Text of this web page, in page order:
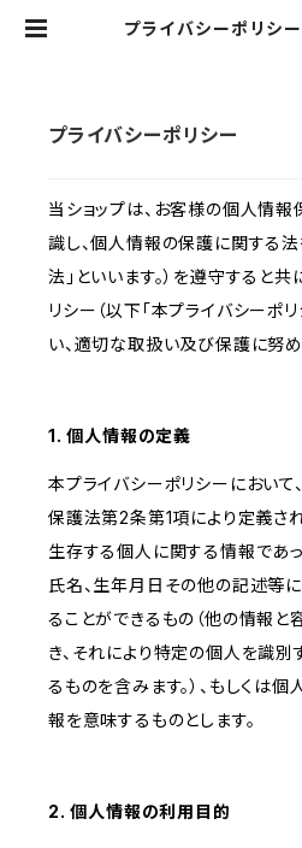
プライバシーポリシ
プライバシーポリシー
当ショップは、お客様の個人情
識し、個人情報の保護に関する
法」といいます。）を遵守すると
リシー（以下「本プライバシーポリ
い、適切な取扱い及び保護に努め
1. 個人情報の定義
本プライバシーポリシーにおいて
保護法第2条第1項により定義さ
生存する個人に関する情報であ
氏名、生年月日その他の記述等
ることができるもの（他の情報と
き、それにより特定の個人を識別
るものを含みます。）、もしくは
報を意味するものとします。
2. 個人情報の利用目的